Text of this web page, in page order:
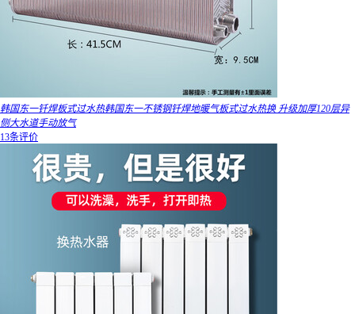
韩国东一钎焊板式过水热韩国东一不锈钢钎焊地暖气板式过水热换 升级加厚120层异
侧大水道手动放气
13条评价